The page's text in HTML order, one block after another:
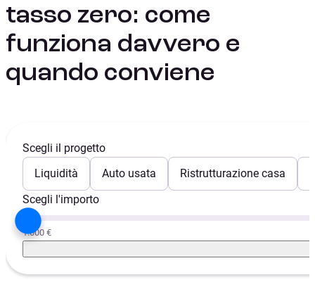
tasso zero: come
funziona davvero e
quando conviene
Scegli il progetto
Liquidità
Auto usata Ristrutturazione casa
Scegli l'importo
1.000 €